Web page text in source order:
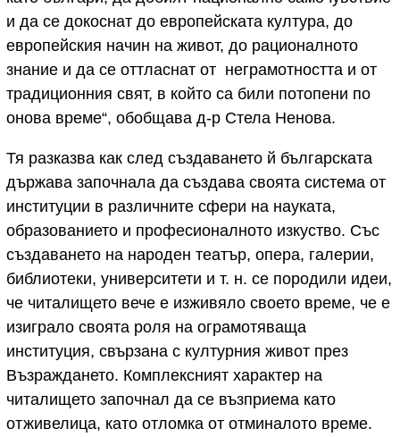
и да се докоснат до европейската култура, до
европейския начин на живот, до рационалното
знание и да се оттласнат от неграмотността и от
традиционния свят, в който са били потопени по
онова време“, обобщава д-р Стела Ненова.
Тя разказва как след създаването й българската
държава започнала да създава своята система от
институции в различните сфери на науката,
образованието и професионалното изкуство. Със
създаването на народен театър, опера, галерии,
библиотеки, университети и т. н. се породили идеи,
че читалището вече е изживяло своето време, че е
изиграло своята роля на ограмотяваща
институция, свързана с културния живот през
Възраждането. Комплексният характер на
читалището започнал да се възприема като
отживелица, като отломка от отминалото време.